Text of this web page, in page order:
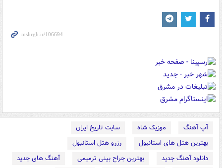
آپ آهنگ موزیک شاه
سایت تاریخ ایران
بهترین هتل های استانبول
رزرو هتل استانبول
دانلود آهنگ جدید
بهترین جراح بینی ترمیمی
آهنگ های جدید